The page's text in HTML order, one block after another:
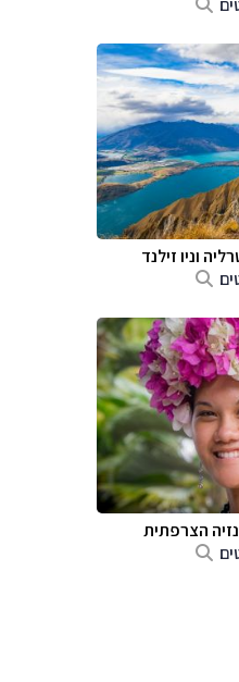
וניו זילנד
הצרפתית